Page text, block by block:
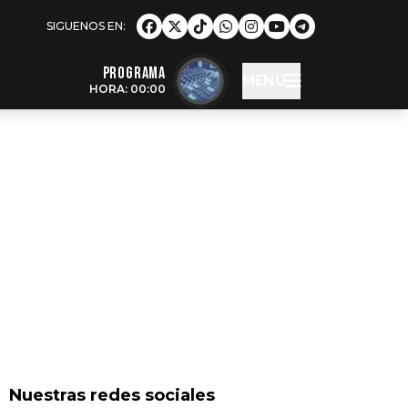
Programa
HORA: 00:00
Nuestras redes sociales